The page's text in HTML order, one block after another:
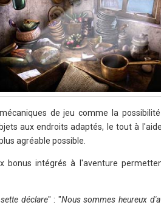
de jeu comme la
aux endroits adaptés, le tout à
agréable possible.
bonus intégrés à l'aventure
déclare" : "Nous sommes heureux